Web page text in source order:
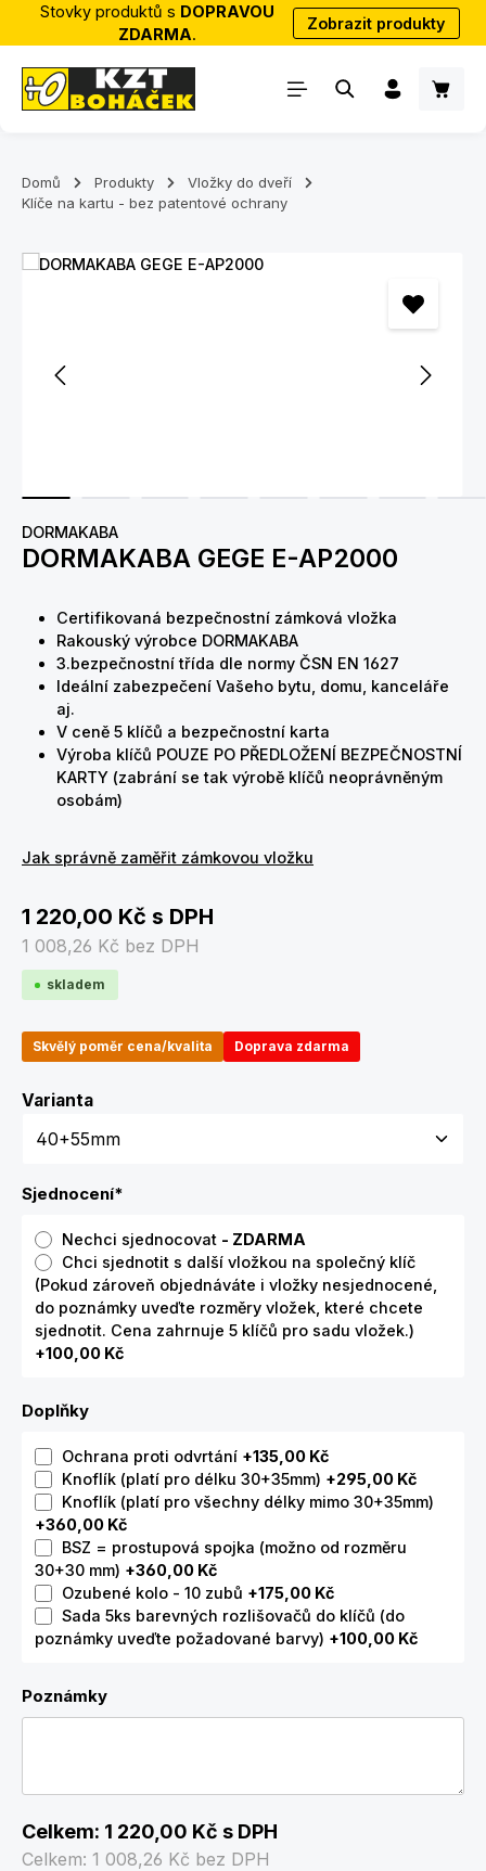
Přejít na hlavní obsah
Stovky produktů s DOPRAVOU
ZDARMA.
Zobrazit produkty
Domů Produkty
Vložky do dveří
Klíče na kartu - bez patentové ochrany
Přeskočit galerii obrázků
DORMAKABA
DORMAKABA GEGE E-AP2000
Certifikovaná bezpečnostní zámková vložka
Rakouský výrobce DORMAKABA
3.bezpečnostní třída dle normy ČSN EN 1627
Ideální zabezpečení Vašeho bytu, domu, kanceláře
aj.
V ceně 5 klíčů a bezpečnostní karta
Výroba klíčů POUZE PO PŘEDLOŽENÍ BEZPEČNOSTNÍ
KARTY (zabrání se tak výrobě klíčů neoprávněným
osobám)
Jak správně zaměřit zámkovou vložku
1 220,00 Kč s DPH
1 008,26 Kč bez DPH
skladem
Skvělý poměr cena/kvalita Doprava zdarma
VariantaZvolte variantu
Sjednocení*
Nechci sjednocovat - ZDARMA
Chci sjednotit s další vložkou na společný klíč
(Pokud zároveň objednáváte i vložky nesjednocené,
do poznámky uveďte rozměry vložek, které chcete
sjednotit. Cena zahrnuje 5 klíčů pro sadu vložek.)
+100,00 Kč
Doplňky
Ochrana proti odvrtání +135,00 Kč
Knoflík (platí pro délku 30+35mm) +295,00 Kč
Knoflík (platí pro všechny délky mimo 30+35mm)
+360,00 Kč
BSZ = prostupová spojka (možno od rozměru
30+30 mm) +360,00 Kč
Ozubené kolo - 10 zubů +175,00 Kč
Sada 5ks barevných rozlišovačů do klíčů (do
poznámky uveďte požadované barvy) +100,00 Kč
Poznámky
Celkem: 1 220,00 Kč s DPH
Celkem: 1 008,26 Kč bez DPH